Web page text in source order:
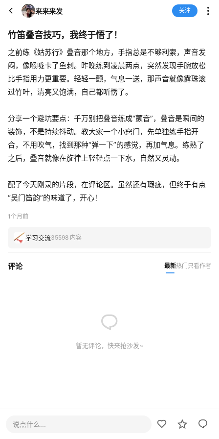
来来来发 关注
竹笛叠音技巧，我终于悟了！
之前练《姑苏行》叠音那个地方，手指总是不够利索，声音发
闷，像喉咙卡了鱼刺。昨晚练到凌晨两点，突然发现手腕放松
比手指用力更重要。轻轻一颤，气息一送，那声音就像露珠滚
过竹叶，清亮又饱满，自己都听愣了。
分享一个避坑要点：千万别把叠音练成“颤音”，叠音是瞬间的
装饰，不是持续抖动。教大家一个小窍门，先单独练手指开
合，不用吹气，找到那种“弹一下”的感觉，再加气息。练熟了
之后，叠音就像在旋律上轻轻点一下水，自然又灵动。
配了今天刚录的片段，在评论区。虽然还有瑕疵，但终于有点
“吴门笛韵”的味道了，开心！
1个月前
学习交流35598 内容
评论 最新热门 只看作者
暂无评论，快来抢沙发~
说点什么...